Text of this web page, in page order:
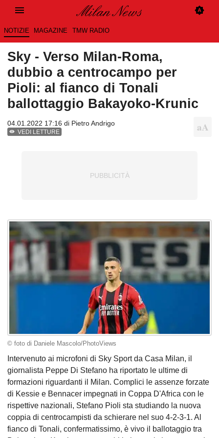
NOTIZIE MAGAZINE TMW RADIO
Sky - Verso Milan-Roma,
dubbio a centrocampo per
Pioli: al fianco di Tonali
ballottaggio Bakayoko-Krunic
04.01.2022 17:16 di Pietro Andrigo
VEDI LETTURE
© foto di Daniele Mascolo/PhotoViews
Intervenuto ai microfoni di Sky Sport da Casa Milan, il
giornalista Peppe Di Stefano ha riportato le ultime di
formazioni riguardanti il Milan. Complici le assenze forzate
di Kessie e Bennacer impegnati in Coppa D'Africa con le
rispettive nazionali, Stefano Pioli sta studiando la nuova
coppia di centrocampisti da schierare nel suo 4-2-3-1. Al
fianco di Tonali, confermatissimo, è vivo il ballotaggio tra